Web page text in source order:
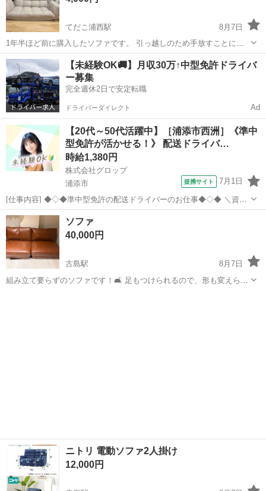
てだこ浦西駅
8月7日
1年半ほど前に購入したソファです。 引っ越しのため手放すことにな
りました。 【購入時価格】11,000円 【サイズ】縦：60cm、横：
148cm、奥行き：70cm 【傷などの状態】とくに目立つ傷やシミはあ
りません。 【ア...
沖縄 沖縄市 てだこ浦西駅 ソファ
【未経験OK🚚】月収30万↑中型免許ドライバ
ー募集
完全週休2日で安定転職
ドライバーダイレクト Ad
【20代～50代活躍中】［浦添市西洲］《準中
型免許が活かせる！》 配送ドライバ…
時給1,380円
株式会社グロップ
浦添市
提携サイト 7月1日
[仕事内容] ◆◇◆準中型免許の配送ドライバーのお仕事◆◇◆ ＼資格
えお活かせる／ 下記資格があれば実務経験がなくてもOK◎ ・中型免
許（8t限定） 2007年6月1日以前の普通免許取得者も可 （免許証に「中
型車は中型（...
沖縄 浦添市 ドライバー
ソファ
40,000円
古島駅
8月7日
組み立て要らずのソファです！🛋 足もつけられるので、形も変えられ
ニトリ 電動ソファ2人掛け
12,000円